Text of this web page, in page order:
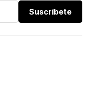
Suscríbete